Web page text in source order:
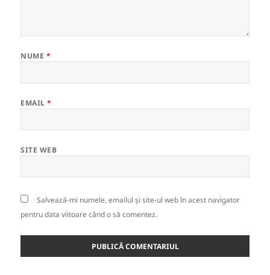
NUME *
EMAIL*
SITE WEB
Salvează-mi numele, emailul și site-ul web în acest navigator
pentru data viitoare când o să comentez.